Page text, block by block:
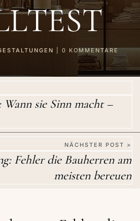
0 KOMMENTARE
sie Sinn macht –
NÄCHSTER POST >
Fehler die Bauherren am
meisten bereuen